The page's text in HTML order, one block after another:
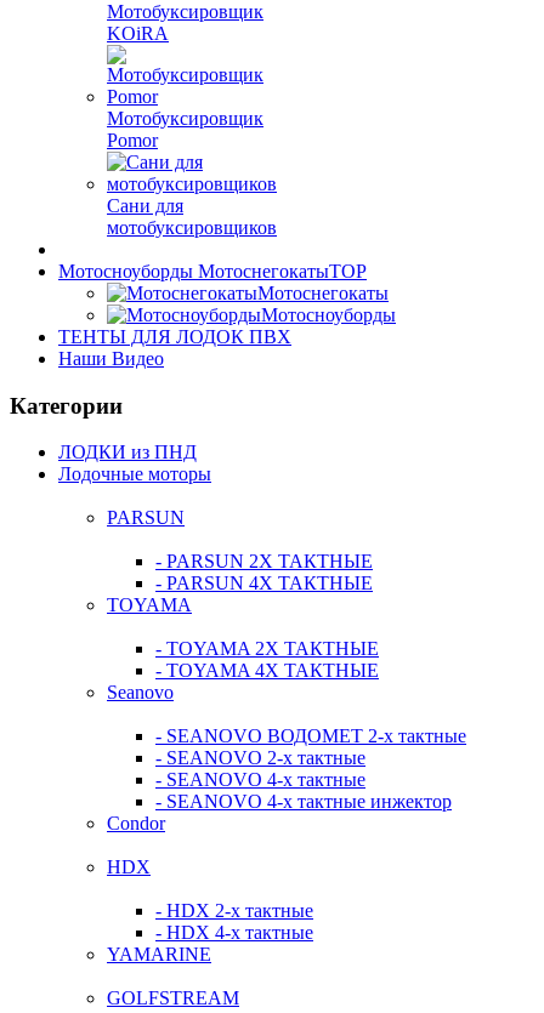
Мотобуксировщик
KOiRA
Мотобуксировщик
Pomor
Сани для
мотобуксировщиков
Мотосноуборды МотоснегокатыTOP
Мотоснегокаты
Мотосноуборды
ТЕНТЫ ДЛЯ ЛОДОК ПВХ
Наши Видео
Категории
ЛОДКИ из ПНД
Лодочные моторы
PARSUN
- PARSUN 2Х ТАКТНЫЕ
- PARSUN 4Х ТАКТНЫЕ
TOYAMA
- TOYAMA 2Х ТАКТНЫЕ
- TOYAMA 4Х ТАКТНЫЕ
Seanovo
- SEANOVO ВОДОМЕТ 2-х тактные
- SEANOVO 2-х тактные
- SEANOVO 4-х тактные
- SEANOVO 4-х тактные инжектор
Condor
HDX
- HDX 2-х тактные
- HDX 4-х тактные
YAMARINE
GOLFSTREAM